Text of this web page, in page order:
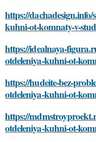
https://
kuhni-ot-komnaty-v-
https://idealnaya-
otdeleniya-kuhni-ot-
https://hudeite-bez-
otdeleniya-kuhni-ot-
https://
otdeleniya-kuhni-ot-